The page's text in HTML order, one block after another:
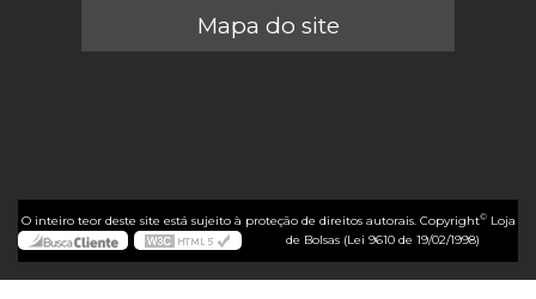
Mapa do site
O inteiro teor deste site está sujeito à proteção de direitos autorais. Copyright©Loja
de Bolsas (Lei 9610 de 19/02/1998)